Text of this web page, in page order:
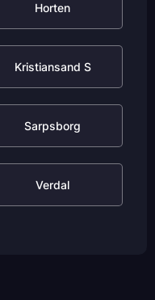
Horten
Kristiansand S
Sarpsborg
Verdal